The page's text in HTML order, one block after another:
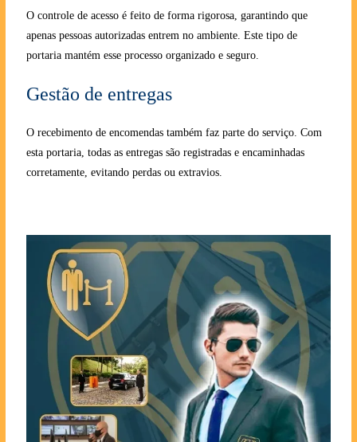
O controle de acesso é feito de forma rigorosa, garantindo que
apenas pessoas autorizadas entrem no ambiente. Este tipo de
portaria mantém esse processo organizado e seguro.
Gestão de entregas
O recebimento de encomendas também faz parte do serviço. Com
esta portaria, todas as entregas são registradas e encaminhadas
corretamente, evitando perdas ou extravios.